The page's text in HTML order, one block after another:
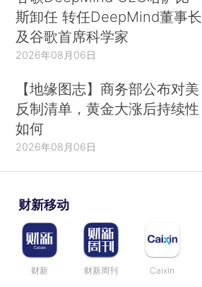
斯卸任 转任DeepMind董事长
及谷歌首席科学家
2026年08月06日
【地缘图志】商务部公布对美
反制清单，黄金大涨后持续性
如何
2026年08月06日
财新移动
财新 财新周刊 Caixin